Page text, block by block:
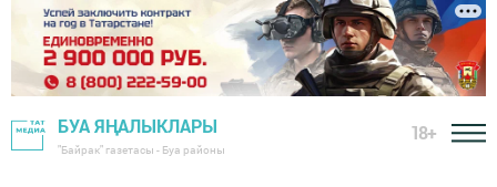
БУА ЯҢАЛЫКЛАРЫ
"Байрак" газетасы - Буа районы
18+